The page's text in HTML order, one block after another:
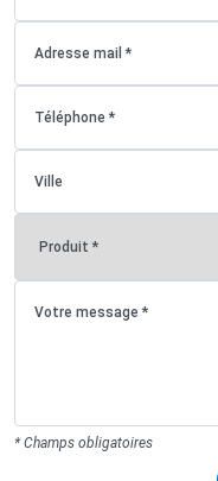
* Champs obligatoires